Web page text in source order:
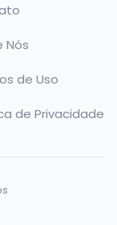
Nós
de Uso
de Privacidade